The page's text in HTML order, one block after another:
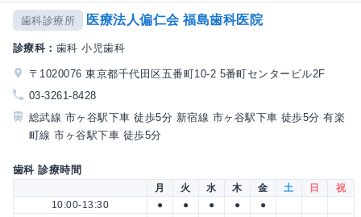
歯科診療所 医療法人偏仁会 福島歯科医院
診療科： 歯科 小児歯科
〒1020076 東京都千代田区五番町10-2 5番町センタービル2F
03-3261-8428
総武線 市ヶ谷駅下車 徒歩5分 新宿線 市ヶ谷駅下車 徒歩5分 有楽
町線 市ヶ谷駅下車 徒歩5分
歯科 診療時間
月 火 水 木 金 土 日
祝
10:00-13:30
● ● ● ●
●